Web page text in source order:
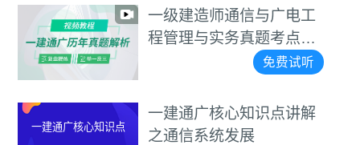
一级建造师通信与广电工
程管理与实务真题考点班
免费试听
一建通广核心知识点
一建通广核心知识点讲解
之通信系统发展